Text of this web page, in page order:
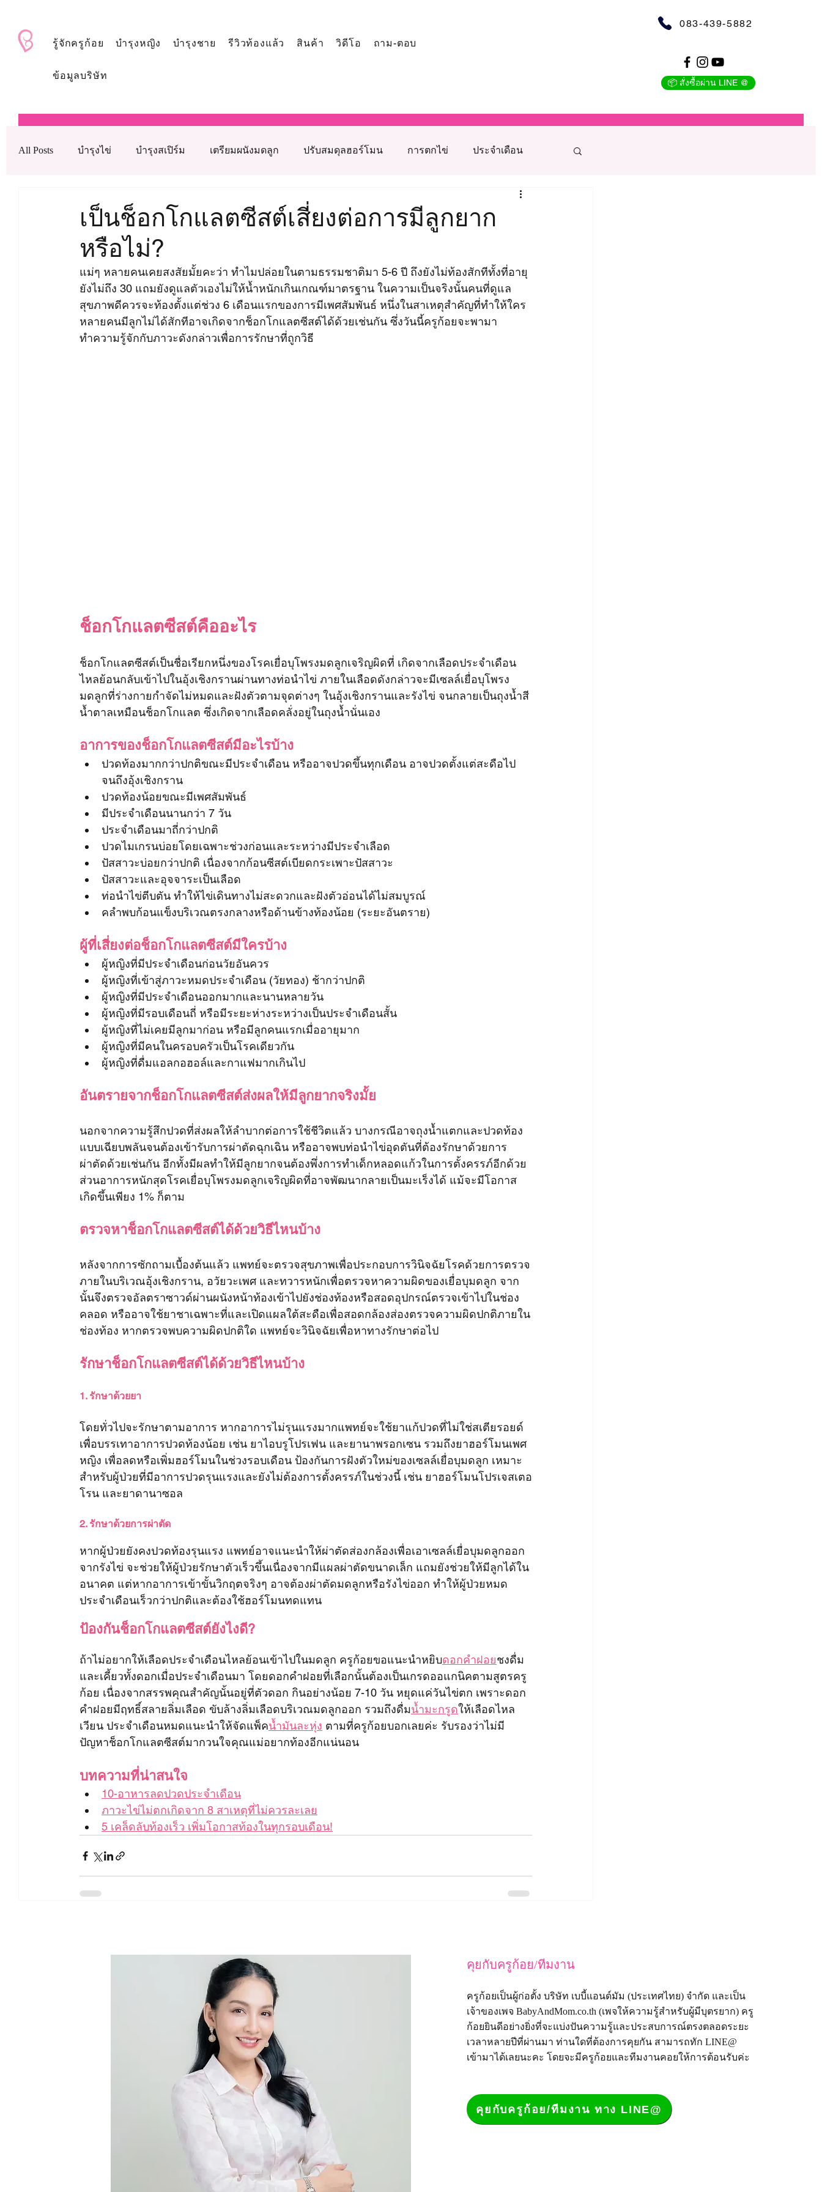
รู้จักครูก้อย บำรุงหญิง บำรุงชาย รีวิวท้องแล้ว สินค้า วิดีโอ ถาม-ตอบ
ข้อมูลบริษัท
083-439-5882
📦 สั่งซื้อผ่าน LINE @
All Posts บำรุงไข่ บำรุงสเปิร์ม เตรียมผนังมดลูก ปรับสมดุลฮอร์โมน การตกไข่ ประจำเดือน
โภชนาการเสริมภาวะเจริญพันธุ์
เทคโนโลยีช่วยเจริญพันธุ์ทางการแพทย์
บทความและงานวิจัย - OvaAll บทความและงานวิจัย - Ferty
บทความและงานวิจัย - Ferta บทความและงานวิจัย - น้ำมะกรูด SHOT
เป็นช็อกโกแลตซีสต์เสี่ยงต่อการมีลูกยาก
หรือไม่?
แม่ๆ หลายคนเคยสงสัยมั้ยคะว่า ทำไมปล่อยในตามธรรมชาติมา 5-6 ปี ถึงยังไม่ท้องสักทีทั้งที่อายุ
ยังไม่ถึง 30 แถมยังดูแลตัวเองไม่ให้น้ำหนักเกินเกณฑ์มาตรฐาน ในความเป็นจริงนั้นคนที่ดูแล
สุขภาพดีควรจะท้องตั้งแต่ช่วง 6 เดือนแรกของการมีเพศสัมพันธ์ หนึ่งในสาเหตุสำคัญที่ทำให้ใคร
หลายคนมีลูกไม่ได้สักทีอาจเกิดจากช็อกโกแลตซีสต์ได้ด้วยเช่นกัน ซึ่งวันนี้ครูก้อยจะพามา
ทำความรู้จักกับภาวะดังกล่าวเพื่อการรักษาที่ถูกวิธี
ช็อกโกแลตซีสต์คืออะไร
ช็อกโกแลตซีสต์เป็นชื่อเรียกหนึ่งของโรคเยื่อบุโพรงมดลูกเจริญผิดที่ เกิดจากเลือดประจำเดือน
ไหลย้อนกลับเข้าไปในอุ้งเชิงกรานผ่านทางท่อนำไข่ ภายในเลือดดังกล่าวจะมีเซลล์เยื่อบุโพรง
มดลูกที่ร่างกายกำจัดไม่หมดและฝังตัวตามจุดต่างๆ ในอุ้งเชิงกรานและรังไข่ จนกลายเป็นถุงน้ำสี
น้ำตาลเหมือนช็อกโกแลต ซึ่งเกิดจากเลือดคลั่งอยู่ในถุงน้ำนั่นเอง
อาการของช็อกโกแลตซีสต์มีอะไรบ้าง
ปวดท้องมากกว่าปกติขณะมีประจำเดือน หรืออาจปวดขึ้นทุกเดือน อาจปวดตั้งแต่สะดือไป
จนถึงอุ้งเชิงกราน
ปวดท้องน้อยขณะมีเพศสัมพันธ์
มีประจำเดือนนานกว่า 7 วัน
ประจำเดือนมาถี่กว่าปกติ
ปวดไมเกรนบ่อยโดยเฉพาะช่วงก่อนและระหว่างมีประจำเลือด
ปัสสาวะบ่อยกว่าปกติ เนื่องจากก้อนซีสต์เบียดกระเพาะปัสสาวะ
ปัสสาวะและอุจจาระเป็นเลือด
ท่อนำไข่ตีบตัน ทำให้ไข่เดินทางไม่สะดวกและฝังตัวอ่อนได้ไม่สมบูรณ์
คลำพบก้อนแข็งบริเวณตรงกลางหรือด้านข้างท้องน้อย (ระยะอันตราย)
ผู้ที่เสี่ยงต่อช็อกโกแลตซีสต์มีใครบ้าง
ผู้หญิงที่มีประจำเดือนก่อนวัยอันควร
ผู้หญิงที่เข้าสู่ภาวะหมดประจำเดือน (วัยทอง) ช้ากว่าปกติ
ผู้หญิงที่มีประจำเดือนออกมากและนานหลายวัน
ผู้หญิงที่มีรอบเดือนถี่ หรือมีระยะห่างระหว่างเป็นประจำเดือนสั้น
ผู้หญิงที่ไม่เคยมีลูกมาก่อน หรือมีลูกคนแรกเมื่ออายุมาก
ผู้หญิงที่มีคนในครอบครัวเป็นโรคเดียวกัน
ผู้หญิงที่ดื่มแอลกอฮอล์และกาแฟมากเกินไป
อันตรายจากช็อกโกแลตซีสต์ส่งผลให้มีลูกยากจริงมั้ย
นอกจากความรู้สึกปวดที่ส่งผลให้ลำบากต่อการใช้ชีวิตแล้ว บางกรณีอาจถุงน้ำแตกและปวดท้อง
แบบเฉียบพลันจนต้องเข้ารับการผ่าตัดฉุกเฉิน หรืออาจพบท่อนำไข่อุดตันที่ต้องรักษาด้วยการ
ผ่าตัดด้วยเช่นกัน อีกทั้งมีผลทำให้มีลูกยากจนต้องพึ่งการทำเด็กหลอดแก้วในการตั้งครรภ์อีกด้วย
ส่วนอาการหนักสุดโรคเยื่อบุโพรงมดลูกเจริญผิดที่อาจพัฒนากลายเป็นมะเร็งได้ แม้จะมีโอกาส
เกิดขึ้นเพียง 1% ก็ตาม
ตรวจหาช็อกโกแลตซีสต์ได้ด้วยวิธีไหนบ้าง
หลังจากการซักถามเบื้องต้นแล้ว แพทย์จะตรวจสุขภาพเพื่อประกอบการวินิจฉัยโรคด้วยการตรวจ
ภายในบริเวณอุ้งเชิงกราน, อวัยวะเพศ และทวารหนักเพื่อตรวจหาความผิดของเยื่อบุมดลูก จาก
นั้นจึงตรวจอัลตราซาวด์ผ่านผนังหน้าท้องเข้าไปยังช่องท้องหรือสอดอุปกรณ์ตรวจเข้าไปในช่อง
คลอด หรืออาจใช้ยาชาเฉพาะที่และเปิดแผลใต้สะดือเพื่อสอดกล้องส่องตรวจความผิดปกติภายใน
ช่องท้อง หากตรวจพบความผิดปกติใด แพทย์จะวินิจฉัยเพื่อหาทางรักษาต่อไป
รักษาช็อกโกแลตซีสต์ได้ด้วยวิธีไหนบ้าง
1. รักษาด้วยยา
โดยทั่วไปจะรักษาตามอาการ หากอาการไม่รุนแรงมากแพทย์จะใช้ยาแก้ปวดที่ไม่ใช่สเตียรอยด์
เพื่อบรรเทาอาการปวดท้องน้อย เช่น ยาไอบรูโปรเฟน และยานาพรอกเซน รวมถึงยาฮอร์โมนเพศ
หญิง เพื่อลดหรือเพิ่มฮอร์โมนในช่วงรอบเดือน ป้องกันการฝังตัวใหม่ของเซลล์เยื่อบุมดลูก เหมาะ
สำหรับผู้ป่วยที่มีอาการปวดรุนแรงและยังไม่ต้องการตั้งครรภ์ในช่วงนี้ เช่น ยาฮอร์โมนโปรเจสเตอ
โรน และยาดานาซอล
2. รักษาด้วยการผ่าตัด
หากผู้ป่วยยังคงปวดท้องรุนแรง แพทย์อาจแนะนำให้ผ่าตัดส่องกล้องเพื่อเอาเซลล์เยื่อบุมดลูกออก
จากรังไข่ จะช่วยให้ผู้ป่วยรักษาตัวเร็วขึ้นเนื่องจากมีแผลผ่าตัดขนาดเล็ก แถมยังช่วยให้มีลูกได้ใน
อนาคต แต่หากอาการเข้าขั้นวิกฤตจริงๆ อาจต้องผ่าตัดมดลูกหรือรังไข่ออก ทำให้ผู้ป่วยหมด
ประจำเดือนเร็วกว่าปกติและต้องใช้ฮอร์โมนทดแทน
ป้องกันช็อกโกแลตซีสต์ยังไงดี?
ถ้าไม่อยากให้เลือดประจำเดือนไหลย้อนเข้าไปในมดลูก ครูก้อยขอแนะนำหยิบดอกคำฝอยชงดื่ม
และเคี้ยวทั้งดอกเมื่อประจำเดือนมา โดยดอกคำฝอยที่เลือกนั้นต้องเป็นเกรดออแกนิคตามสูตรครู
ก้อย เนื่องจากสรรพคุณสำคัญนั้นอยู่ที่ตัวดอก กินอย่างน้อย 7-10 วัน หยุดแค่วันไข่ตก เพราะดอก
คำฝอยมีฤทธิ์สลายลิ่มเลือด ขับล้างลิ่มเลือดบริเวณมดลูกออก รวมถึงดื่มน้ำมะกรูดให้เลือดไหล
เวียน ประจำเดือนหมดแนะนำให้จัดแพ็คน้ำมันละหุ่ง ตามที่ครูก้อยบอกเลยค่ะ รับรองว่าไม่มี
ปัญหาช็อกโกแลตซีสต์มากวนใจคุณแม่อยากท้องอีกแน่นอน
บทความที่น่าสนใจ
10-อาหารลดปวดประจำเดือน
ภาวะไข่ไม่ตกเกิดจาก 8 สาเหตุที่ไม่ควรละเลย
5 เคล็ดลับท้องเร็ว เพิ่มโอกาสท้องในทุกรอบเดือน!
คุยกับครูก้อย/ทีมงาน
ครูก้อยเป็นผู้ก่อตั้ง บริษัท เบบี้แอนด์มัม (ประเทศไทย) จำกัด และเป็น
เจ้าของเพจ BabyAndMom.co.th (เพจให้ความรู้สำหรับผู้มีบุตรยาก) ครู
ก้อยยินดีอย่างยิ่งที่จะแบ่งปันความรู้และประสบการณ์ตรงตลอดระยะ
เวลาหลายปีที่ผ่านมา ท่านใดที่ต้องการคุยกัน สามารถทัก LINE@
เข้ามาได้เลยนะคะ โดยจะมีครูก้อยและทีมงานคอยให้การต้อนรับค่ะ
คุยกับครูก้อย/ทีมงาน ทาง LINE@